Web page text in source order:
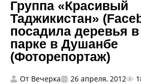
Группа «Красивый
Таджикистан»
посадила деревья
парке в Душанбе
(Фоторепортаж)
От Вечерка 26 апреля, 2012